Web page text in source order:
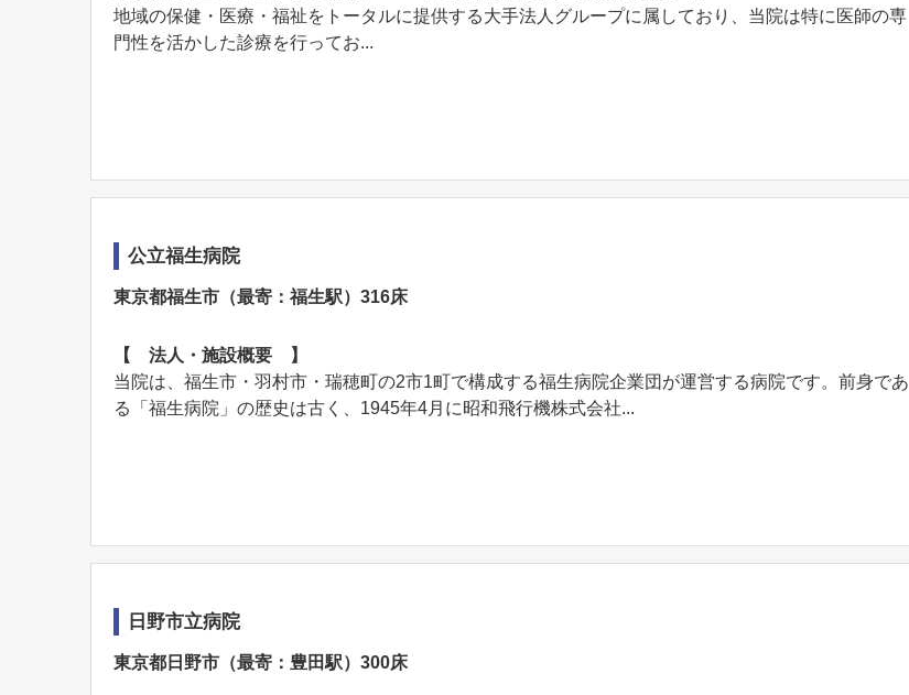
地域の保健・医療・福祉をトータルに提供する大手法人グループに属しており、当院は特に医師の専
門性を活かした診療を行ってお...
公立福生病院
東京都福生市（最寄：福生駅）316床
【 法人・施設概要 】
当院は、福生市・羽村市・瑞穂町の2市1町で構成する福生病院企業団が運営する病院です。前身であ
る「福生病院」の歴史は古く、1945年4月に昭和飛行機株式会社...
日野市立病院
東京都日野市（最寄：豊田駅）300床